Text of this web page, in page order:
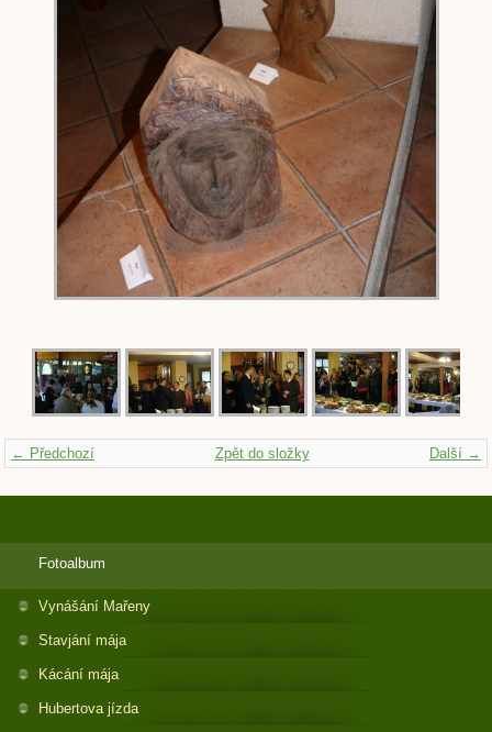
← Předchozí Další →
Zpět do složky
Fotoalbum
Vynášání Mařeny
Stavjání mája
Kácání mája
Hubertova jízda